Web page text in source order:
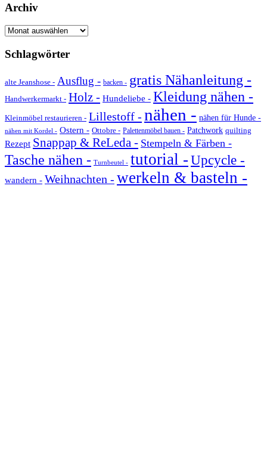
Archiv
Archiv
Schlagwörter
alte Jeanshose - Ausflug - backen - gratis Nähanleitung -
Handwerkermarkt - Holz - Hundeliebe - Kleidung nähen -
Kleinmöbel restaurieren - Lillestoff - nähen - nähen für Hunde -
nähen mit Kordel - Ostern - Ottobre - Palettenmöbel bauen - Patchwork quilting
Rezept Snappap & ReLeda - Stempeln & Färben -
Tasche nähen - Turnbeutel - tutorial -Upcycle -
wandern - Weihnachten - werkeln & basteln -